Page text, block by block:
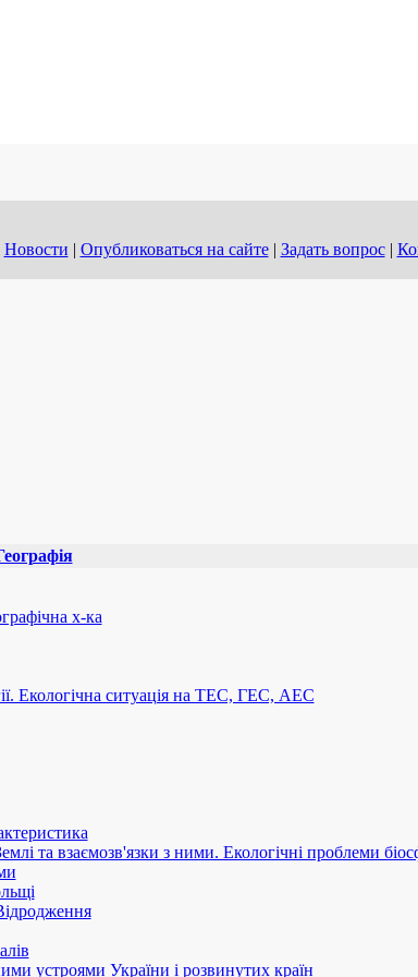
Новости | Опубликоваться на сайте| Задать вопрос|
х-ка
Екологічна ситуація на ТЕС, ГЕС, АЕС
та взаємозв'язки з ними. Екологічні проблеми
устроями України і розвинутих країн